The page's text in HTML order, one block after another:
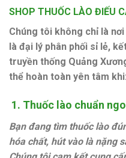
SHOP THUỐC LÀO ĐIẾU
Chúng tôi không chỉ là
là đại lý phân phối sỉ lẻ,
truyền thống Quảng
thể hoàn toàn yên tâm khi:
1. Thuốc lào chuẩn
Bạn đang tìm thuốc lào
hóa chất, hút vào là nặng